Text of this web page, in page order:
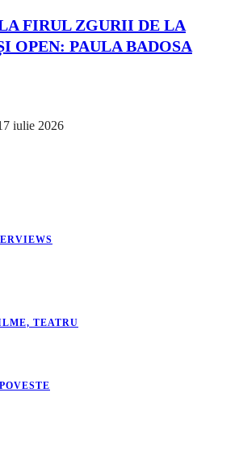
FIRUL ZGURII DE LA
OPEN: PAULA BADOSA
iulie 2026
TEATRU